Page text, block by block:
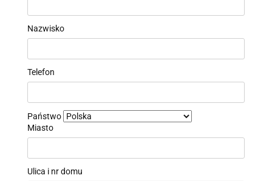
Nazwisko
Telefon
Państwo
Miasto
Ulica i nr domu